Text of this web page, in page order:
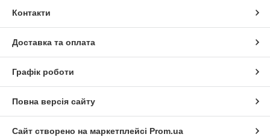
Контакти
Доставка та оплата
Графік роботи
Повна версія сайту
Сайт створено на маркетплейсі Prom.ua